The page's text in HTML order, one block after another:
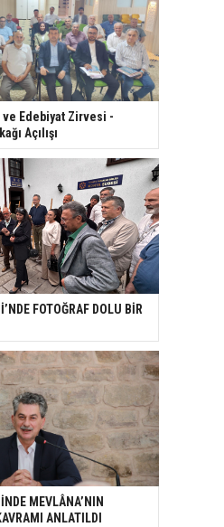
ve Edebiyat Zirvesi -
Açılışı
FOTOĞRAF DOLU BİR
MEVLÂNA’NIN
ANLATILDI